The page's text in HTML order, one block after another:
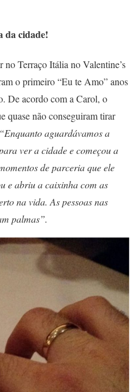
da cidade!
Terraço Itália no Valentine’s
o primeiro “Eu te Amo” anos
De acordo com a Carol, o
quase não conseguiram tirar
“Enquanto aguardávamos a
ver a cidade e começou a
de parceria que ele
e abriu a caixinha com as
na vida. As pessoas nas
palmas”.